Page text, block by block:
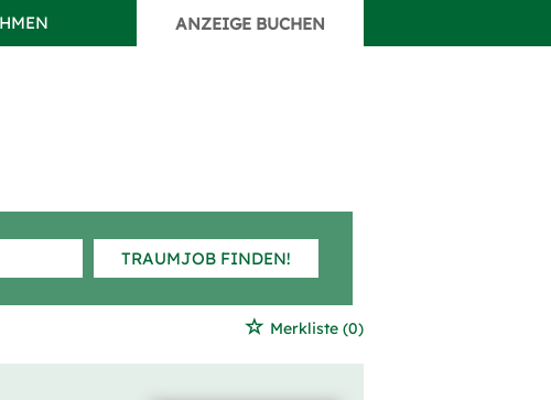
ANZEIGE BUCHEN
TRAUMJOB FINDEN!
Merkliste (0)